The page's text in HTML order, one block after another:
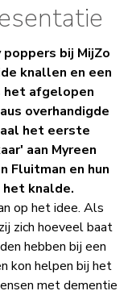
bij MijZo
knallen en een
afgelopen
overhandigde
het eerste
aan Myreen
Fluitman en hun
knalde.
op het idee. Als
zich hoeveel baat
hebben bij een
kon helpen bij het
met dementie